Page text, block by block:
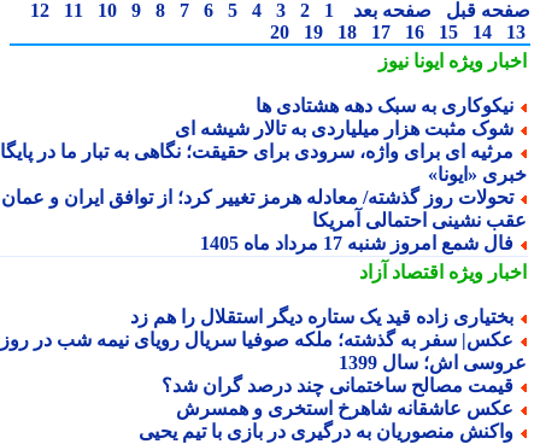
قبل صفحه بعد 1
2
3
4
5
6
7
8
9
10
11
12
14
15
16
17
18
19
20
ویژهایونا نیوز
به سبک دهه هشتادی ها
مثبت هزار میلیاردی به تالار شیشه ای
ای برای واژه، سرودی برای حقیقت؛ نگاهی به تبار ما در پایگاه
«ایونا»
روز گذشته/ معادله هرمز تغییر کرد؛ از توافق ایران و عمان تا
نشینی احتمالی آمریکا
شمع امروز شنبه 17 مرداد ماه 1405
ویژهاقتصاد آزاد
زاده قید یک ستاره دیگر استقلال را هم زد
سفر به گذشته؛ ملکه صوفیا سریال رویای نیمه شب در روز
اش؛ سال 1399
مصالح ساختمانی چند درصد گران شد؟
عاشقانه شاهرخ استخری و همسرش
منصوریان به درگیری در بازی با تیم یحیی